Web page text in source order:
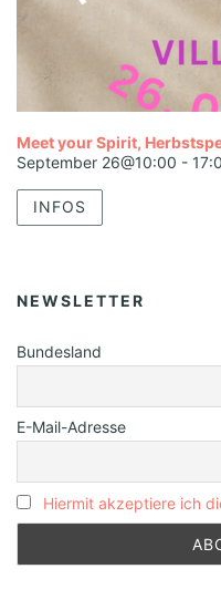
Meet your Spirit,
September 26@10:00 -
INFOS
NEWSLETTER
Bundesland
E-Mail-Adresse
Hiermit akzeptiere ich